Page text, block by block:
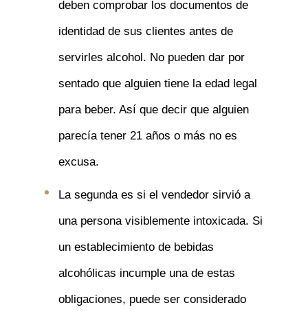
deben comprobar los documentos de
identidad de sus clientes antes de
servirles alcohol. No pueden dar por
sentado que alguien tiene la edad legal
para beber. Así que decir que alguien
parecía tener 21 años o más no es
excusa.
La segunda es si el vendedor sirvió a
una persona visiblemente intoxicada. Si
un establecimiento de bebidas
alcohólicas incumple una de estas
obligaciones, puede ser considerado